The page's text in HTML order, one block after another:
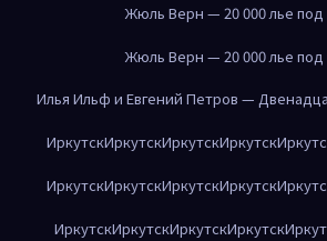
Жюль Верн — 20 000 лье
Жюль Верн — 20 000 лье
Илья Ильф и Евгений Петров —
ИркутскИркутскИркутскИркутск
ИркутскИркутскИркутскИркутск
ИркутскИркутскИркутскИркутск